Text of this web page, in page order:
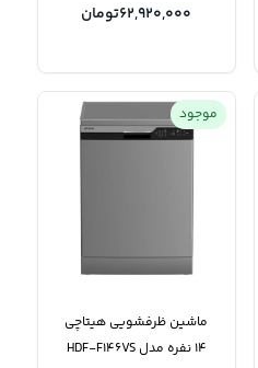
62,920,000تومان
موجود
ماشین ظرفشویی هیتاچی
14 نفره مدل HDF-F146VS